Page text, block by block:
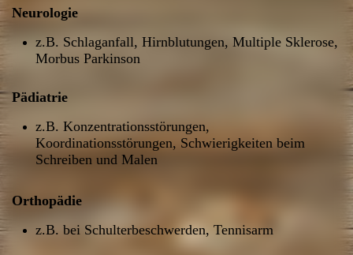
Neurologie
z.B. Schlaganfall, Hirnblutungen, Multiple Sklerose,
Morbus Parkinson
Pädiatrie
z.B. Konzentrationsstörungen,
Koordinationsstörungen, Schwierigkeiten beim
Schreiben und Malen
Orthopädie
z.B. bei Schulterbeschwerden, Tennisarm